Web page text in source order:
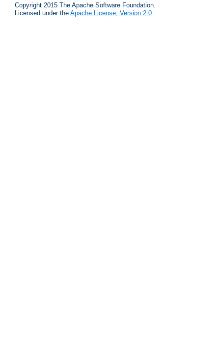
Copyright 2015 The Apache Software Foundation.
Licensed under the Apache License, Version 2.0